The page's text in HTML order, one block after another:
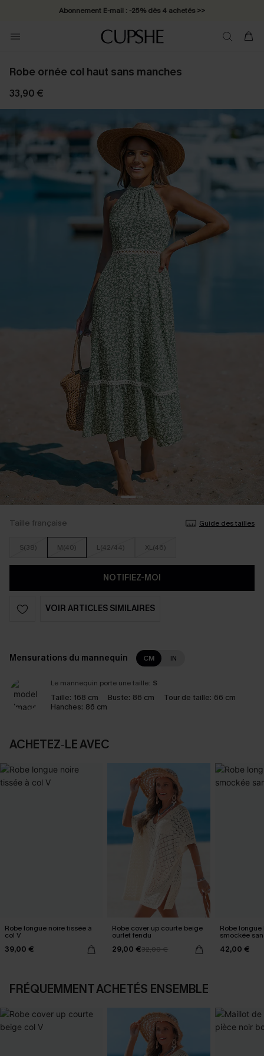
Abonnement E-mail : -25% dès 4 achetés >>
Robe ornée col haut sans manches
33,90 €
Taille française Guide des tailles
S(38) M(40) L(42/44) XL(46)
NOTIFIEZ-MOI
VOIR ARTICLES SIMILAIRES
Mensurations du mannequin CM IN
Le mannequin porte une taille: S
Taille: 168 cm Buste: 86 cm Tour de taille: 66 cm
Hanches: 86 cm
ACHETEZ‑LE AVEC
Robe longue noire tissée à
col V
39,00 €
Robe cover up courte beige
ourlet fendu
29,00 €32,00 €
Robe longue
smockée
42,00 €
FRÉQUEMMENT ACHETÉS ENSEMBLE